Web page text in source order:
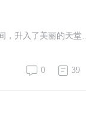
，升入了美丽的天
0 39